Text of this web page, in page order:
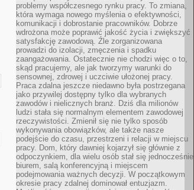
problemy współczesnego rynku pracy. To zmiana,
która wymaga nowego myślenia o efektywności,
komunikacji i dobrostanie pracowników. Dobrze
wdrożona może poprawić jakość życia i zwiększyć
satysfakcję zawodową. Źle zorganizowana
prowadzi do izolacji, zmęczenia i spadku
zaangażowania. Ostatecznie nie chodzi więc o to,
skąd pracujemy, ale jak tworzymy warunki do
sensownej, zdrowej i uczciwie ułożonej pracy.
Praca zdalna jeszcze niedawno była postrzegana
jako przywilej dostępny tylko dla wybranych
zawodów i nielicznych branż. Dziś dla milionów
ludzi stała się normalnym elementem zawodowej
rzeczywistości. Zmienił się nie tylko sposób
wykonywania obowiązków, ale także nasze
podejście do czasu, przestrzeni i relacji w miejscu
pracy. Dom, który dawniej kojarzył się głównie z
odpoczynkiem, dla wielu osób stał się jednocześnie
biurem, salą konferencyjną i miejscem
podejmowania ważnych decyzji. W początkowym
okresie pracy zdalnej dominował entuzjazm.